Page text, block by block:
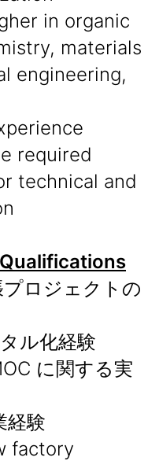
in organic
materials
engineering,
required
technical and
ロジェクトの
ル化経験
に関する実
経験
factory